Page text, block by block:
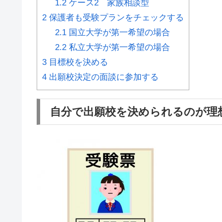
1.2ケース2 家族相談型
2 保護者も受験プランをチェックする
2.1国立大学が第一希望の場合
2.2私立大学が第一希望の場合
3 目標校を決める
4 出願校決定の面談に参加する
自分で出願校を決められるのが理